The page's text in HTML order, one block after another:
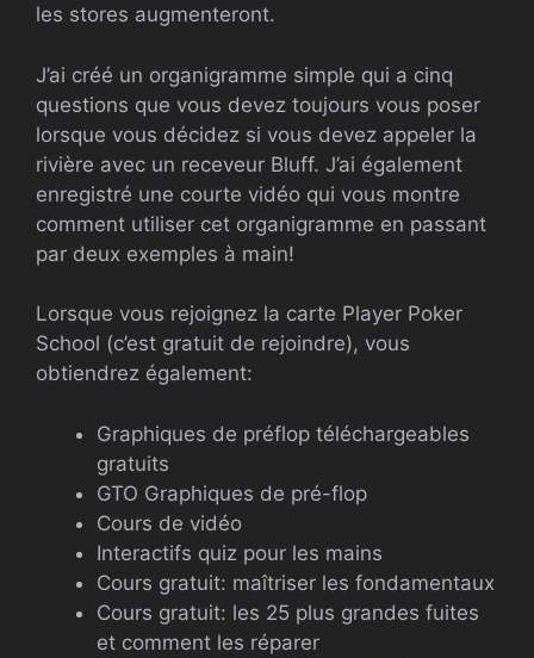
les stores augmenteront.
J’ai créé un organigramme simple qui a cinq
questions que vous devez toujours vous poser
lorsque vous décidez si vous devez appeler la
rivière avec un receveur Bluff. J’ai également
enregistré une courte vidéo qui vous montre
comment utiliser cet organigramme en passant
par deux exemples à main!
Lorsque vous rejoignez la carte Player Poker
School (c’est gratuit de rejoindre), vous
obtiendrez également:
Graphiques de préflop téléchargeables
gratuits
GTO Graphiques de pré-flop
Cours de vidéo
Interactifs quiz pour les mains
Cours gratuit: maîtriser les fondamentaux
Cours gratuit: les 25 plus grandes fuites
et comment les réparer